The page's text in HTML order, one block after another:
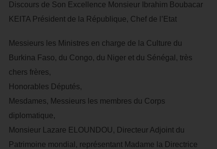
Discours de Son Excellence Monsieur Ibrahim Boubacar
KEITA Président de la République, Chef de l’Etat
Messieurs les Ministres en charge de la Culture du
Burkina Faso, du Congo, du Niger et du Sénégal, très
chers frères,
Honorables Députés,
Mesdames, Messieurs les membres du Corps
diplomatique,
Monsieur Lazare ELOUNDOU, Directeur Adjoint du
Patrimoine mondial, représentant Madame la Directrice